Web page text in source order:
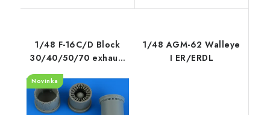
1/48 F-16C/D Block
30/40/50/70 exhaust
nozzle - opened
recommended for
Kinetic
Novinka
1/48 AGM-62 Walleye
I ER/ERDL